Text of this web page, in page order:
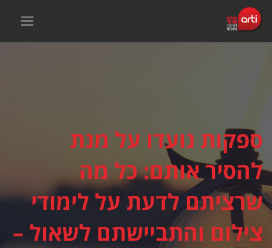
ספקות נועדו על מנת
להסיר אותם: כל מה
שרציתם לדעת על לימודי
צילום והתביישתם לשאול –